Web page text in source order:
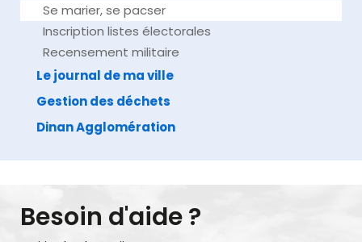
Se marier, se pacser
Inscription listes électorales
Recensement militaire
Le journal de ma ville
Gestion des déchets
Dinan Agglomération
Besoin d'aide ?